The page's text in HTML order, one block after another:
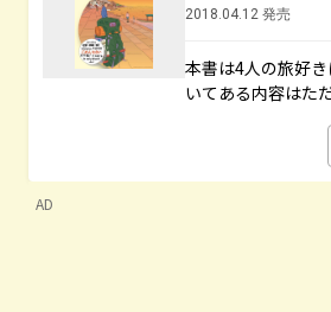
2018.04.12 発売
本書は4人の旅好
いてある内容はた
AD